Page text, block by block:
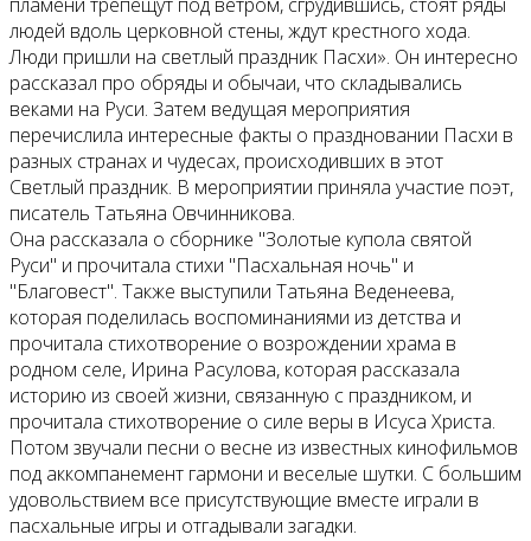
людей вдоль церковной стены, ждут крестного хода.
Люди пришли на светлый праздник Пасхи». Он интересно
рассказал про обряды и обычаи, что складывались
веками на Руси. Затем ведущая мероприятия
перечислила интересные факты о праздновании Пасхи в
разных странах и чудесах, происходивших в этот
Светлый праздник. В мероприятии приняла участие поэт,
писатель Татьяна Овчинникова.
Она рассказала о сборнике "Золотые купола святой
Руси" и прочитала стихи "Пасхальная ночь" и
"Благовест". Также выступили Татьяна Веденеева,
которая поделилась воспоминаниями из детства и
прочитала стихотворение о возрождении храма в
родном селе, Ирина Расулова, которая рассказала
историю из своей жизни, связанную с праздником, и
прочитала стихотворение о силе веры в Исуса Христа.
Потом звучали песни о весне из известных кинофильмов
под аккомпанемент гармони и веселые шутки. С большим
удовольствием все присутствующие вместе играли в
пасхальные игры и отгадывали загадки.